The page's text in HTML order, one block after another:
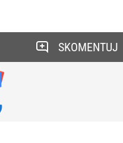
SKOMENTUJ